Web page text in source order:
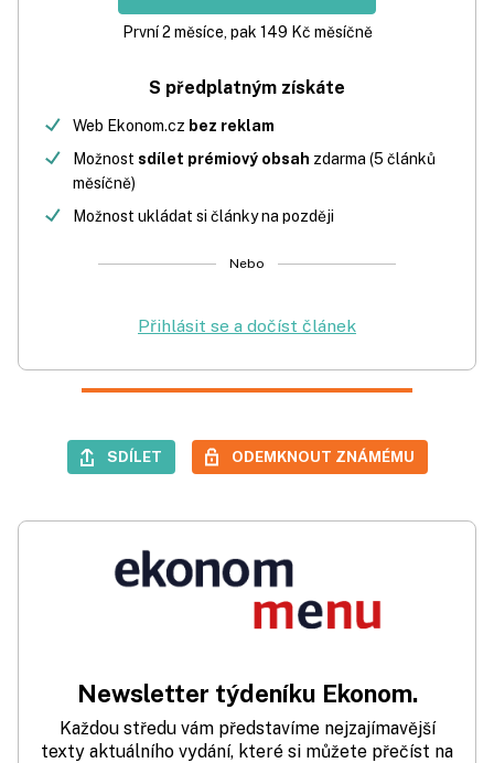
První 2 měsíce, pak 149 Kč měsíčně
S předplatným získáte
Web Ekonom.cz bez reklam
Možnost sdílet prémiový obsah zdarma (5 článků
měsíčně)
Možnost ukládat si články na později
Nebo
Přihlásit se a dočíst článek
SDÍLET ODEMKNOUT ZNÁMÉMU
Newsletter týdeníku Ekonom.
Každou středu vám představíme nejzajímavější
texty aktuálního vydání, které si můžete přečíst na